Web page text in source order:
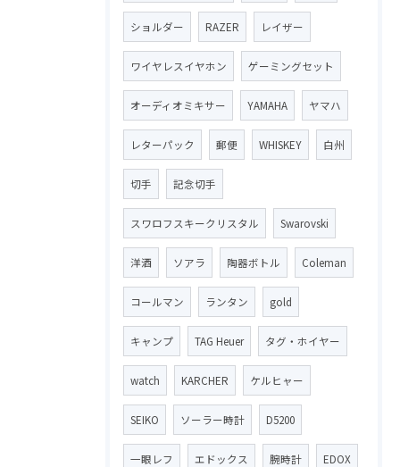
ショルダー RAZER レイザー
ワイヤレスイヤホン ゲーミングセット
オーディオミキサー YAMAHA ヤマハ
レターパック 郵便 WHISKEY 白州
切手 記念切手
スワロフスキークリスタル Swarovski
洋酒 ソアラ 陶器ボトル Coleman
コールマン ランタン gold
キャンプ TAG Heuer タグ・ホイヤー
watch KARCHER ケルヒャー
SEIKO ソーラー時計 D5200
一眼レフ エドックス 腕時計 EDOX